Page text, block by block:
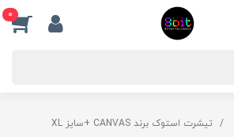
0
تیشرت استوک برند CANVAS +سایز XL